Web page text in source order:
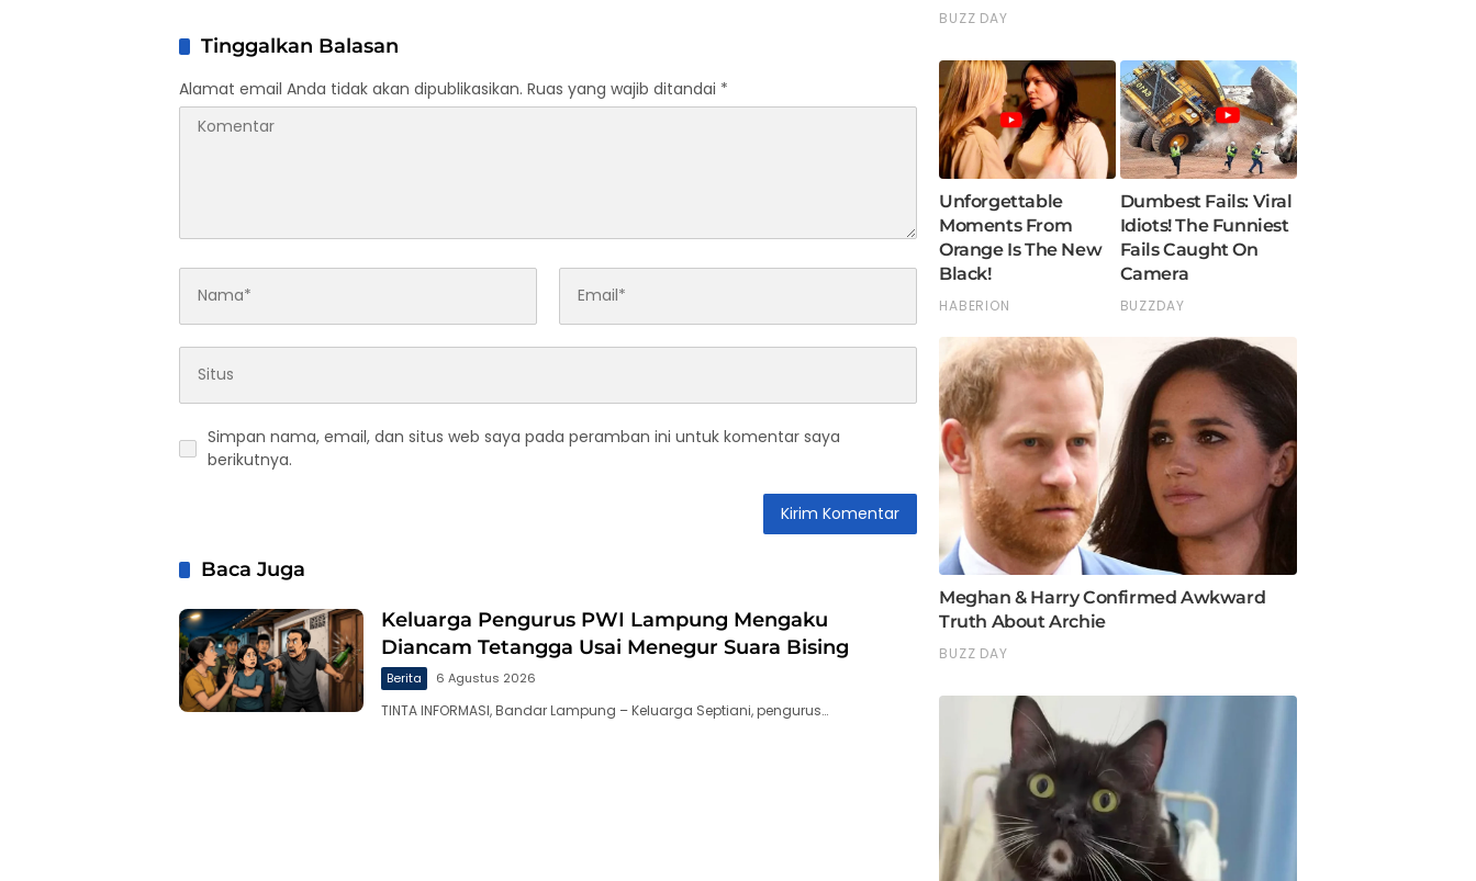
Tinggalkan Balasan
Alamat email Anda tidak akan dipublikasikan. Ruas yang wajib ditandai *
Simpan nama, email, dan situs web saya pada peramban ini untuk komentar saya
berikutnya.
Baca Juga
Keluarga Pengurus PWI Lampung Mengaku
Diancam Tetangga Usai Menegur Suara Bising
Berita 6 Agustus 2026
TINTA INFORMASI, Bandar Lampung – Keluarga Septiani, pengurus…